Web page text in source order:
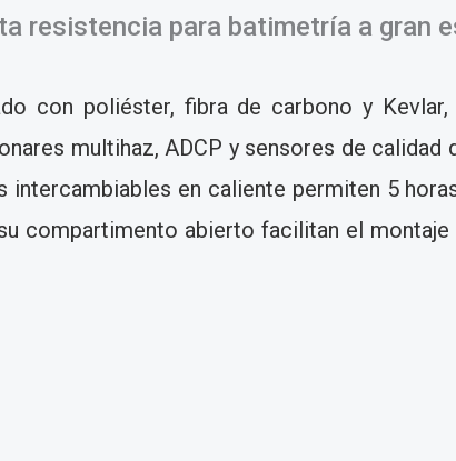
resistencia para batimetría a gran
con poliéster, fibra de carbono y Kevlar,
multihaz, ADCP y sensores de calidad
en caliente permiten 5
compartimento abierto facilitan el